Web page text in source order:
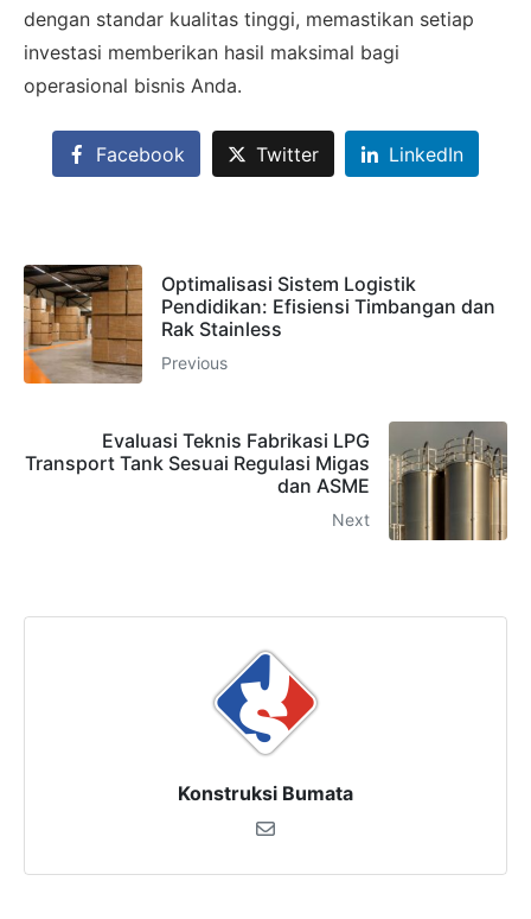
dengan standar kualitas tinggi, memastikan setiap
investasi memberikan hasil maksimal bagi
operasional bisnis Anda.
Facebook Twitter LinkedIn
Optimalisasi Sistem Logistik
Pendidikan: Efisiensi Timbangan dan
Rak Stainless
Previous
Evaluasi Teknis Fabrikasi LPG
Transport Tank Sesuai Regulasi Migas
dan ASME
Next
Konstruksi Bumata